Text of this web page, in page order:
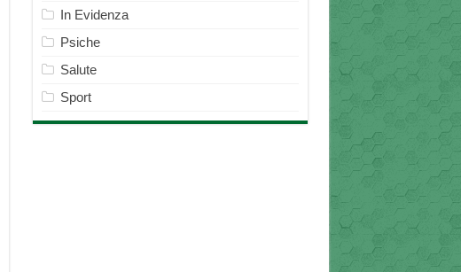
In Evidenza
Psiche
Salute
Sport